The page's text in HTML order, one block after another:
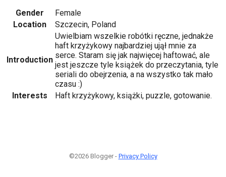
Gender
Female
Location
Szczecin, Poland
Introduction
Uwielbiam wszelkie robótki ręczne, jednakże
haft krzyżykowy najbardziej ujął mnie za
serce. Staram się jak najwięcej haftować, ale
jest jeszcze tyle książek do przeczytania, tyle
seriali do obejrzenia, a na wszystko tak mało
czasu :)
Interests
Haft krzyżykowy, książki, puzzle, gotowanie.
©2026 Blogger - Privacy Policy